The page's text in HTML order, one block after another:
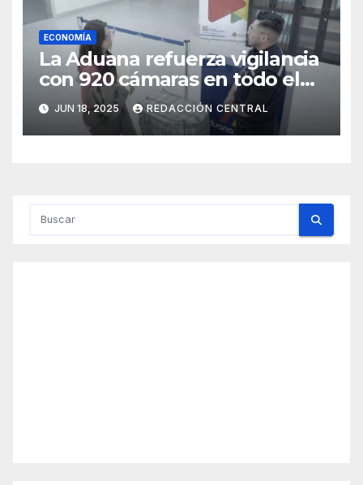
ECONOMÍA
La Aduana refuerza vigilancia
con 920 cámaras en todo el
país
JUN 18, 2025 REDACCIÓN CENTRAL